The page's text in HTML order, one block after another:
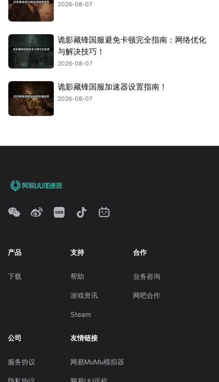
2026-08-07
诡影藏锋国服避免卡顿完全指南：网络优化
与解决技巧！
2026-08-07
诡影藏锋国服加速器设置指南！
2026-08-07
产品
下载
支持
帮助
游戏资讯
Steam
合作
业务咨询
网吧合作
公司
服务协议
友情链接
网易MuMu模拟器